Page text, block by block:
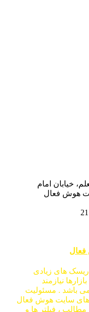
خیابان امام
فعال
های زیادی
نیازمند
باشد . مسئولیت
های سایت هوش فعال
، فیلتر ها و